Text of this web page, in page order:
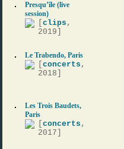
Presqu’île (live
session)
[clips ,
2019]
Le Trabendo, Paris
[concerts ,
2018]
Les Trois Baudets,
Paris
[concerts ,
2017]